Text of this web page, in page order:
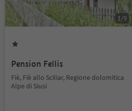
1/9
Pension Fellis
Fiè, Fiè allo Sciliar, Regione dolomitica
Alpe di Siusi